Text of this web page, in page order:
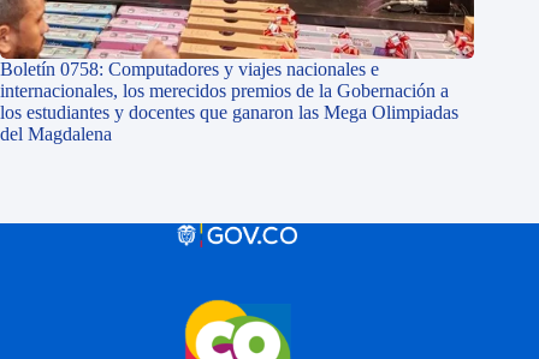
Boletín 0758: Computadores y viajes nacionales e
internacionales, los merecidos premios de la Gobernación a
los estudiantes y docentes que ganaron las Mega Olimpiadas
del Magdalena